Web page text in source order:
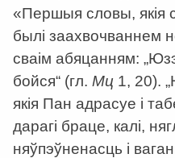
«Першыя словы, якія
былі заахвочваннем
сваім абяцанням:
бойся“ (гл. Мц 1, 20).
якія Пан адрасуе і
дарагі браце, калі,
няўпэўненасць і